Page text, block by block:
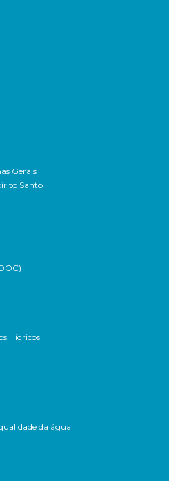
Gerais
Santo
Hídricos
da água